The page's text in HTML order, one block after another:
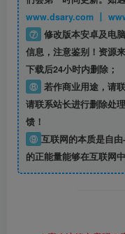
⑦ 修改版本安卓及电
信息，注意鉴别！资源
下载后24小时内删除；
⑧ 若作商业用途，请
请联系站长进行删除处
馈！
⑨ 互联网的本质是自
的正能量能够在互联网中